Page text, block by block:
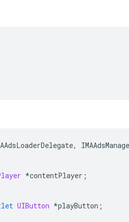
,
*contentPlayer ;
UIButton *playButton ;